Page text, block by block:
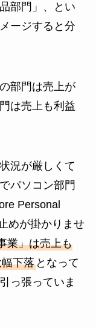
部門」、とい
ージすると分
部門は売上が
は売上も利益
況が厳しくて
パソコン部門
Personal
めが掛かりませ
業」は売上も
下落となって
っ張っていま